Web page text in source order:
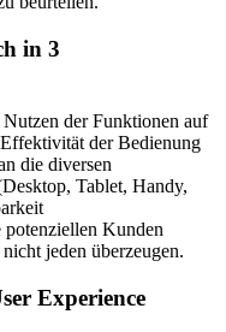
in 3
der Funktionen auf
der Bedienung
die diversen
Tablet, Handy,
Kunden
jeden überzeugen.
Experience